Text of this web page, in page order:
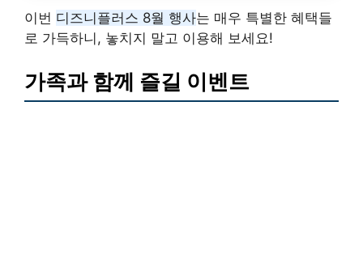
이번 디즈니플러스 8월 행사는 매우 특별한 혜택들
로 가득하니, 놓치지 말고 이용해 보세요!
가족과 함께 즐길 이벤트